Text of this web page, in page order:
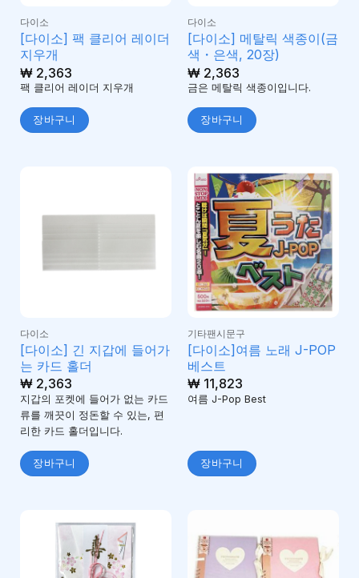
다이소
[다이소] 팩 클리어 레이더
지우개
₩2,363
팩 클리어 레이더 지우개
장바구니
다이소
[다이소] 메탈릭 색종이(금
색・은색, 20장)
₩2,363
금은 메탈릭 색종이입니다.
장바구니
다이소
[다이소] 긴 지갑에 들어가
는 카드 홀더
₩2,363
지갑의 포켓에 들어가 없는 카드
류를 깨끗이 정돈할 수 있는, 편
리한 카드 홀더입니다.
장바구니
기타팬시문구
[다이소]여름 노래 J-POP
베스트
₩11,823
여름 J-Pop Best
장바구니